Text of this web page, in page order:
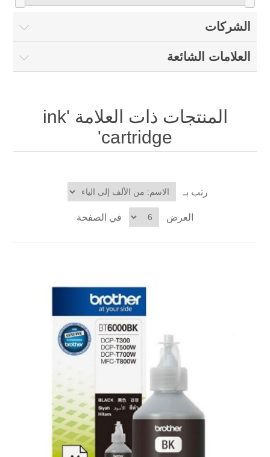
العلامات التجارية
00962-79-5215817
تسوق وفق الماركة
المدونة
الشركات
العلامات الشائعة
المنتجات ذات العلامة 'ink
cartridge'
رتب بـ
العرض في الصفحة